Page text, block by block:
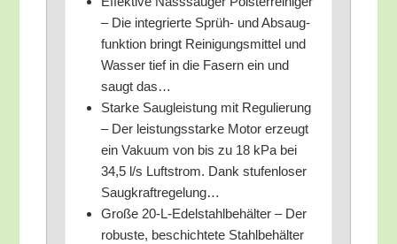
– Die inte­grier­te Sprüh- und Absaug­
funk­ti­on bringt Rei­ni­gungs­mit­tel und
Was­ser tief in die Fasern ein und
saugt das…
Star­ke Saug­leis­tung mit Regu­lie­rung
– Der leis­tungs­star­ke Motor erzeugt
ein Vaku­um von bis zu 18 kPa bei
34,5 l/​s Luft­strom. Dank stu­fen­lo­ser
Saugkraftregelung…
Gro­ße 20-L-Edel­stahl­be­häl­ter – Der
robus­te, beschich­te­te Stahl­be­häl­ter